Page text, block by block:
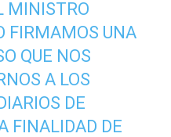
MINISTRO
FIRMAMOS UNA
QUE NOS
A LOS
DE
FINALIDAD DE